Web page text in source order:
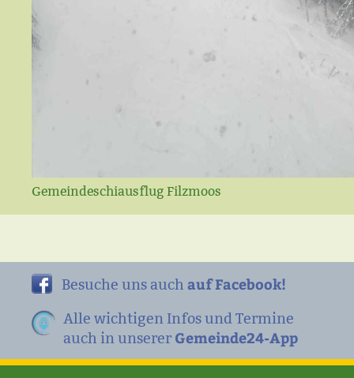
Gemeindeschiausflug Filzmoos
Besuche uns auch auf Facebook!
Alle wichtigen Infos und Termine
auch in unserer Gemeinde24-App